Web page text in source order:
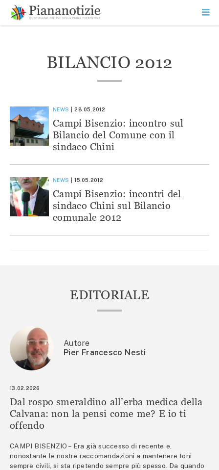
contenuto
SEARCH
BILANCIO 2012
NEWS 28.05.2012
Campi Bisenzio: incontro sul
Bilancio del Comune con il
sindaco Chini
NEWS 15.05.2012
Campi Bisenzio: incontri del
sindaco Chini sul Bilancio
comunale 2012
EDITORIALE
Autore
Pier Francesco Nesti
13.02.2026
Dal rospo smeraldino all’erba medica della
Calvana: non la pensi come me? E io ti
offendo
CAMPI BISENZIO – Era già successo di recente e,
nonostante le nostre raccomandazioni a mantenere toni
sempre civili, si sta ripetendo sempre più spesso. Da quando